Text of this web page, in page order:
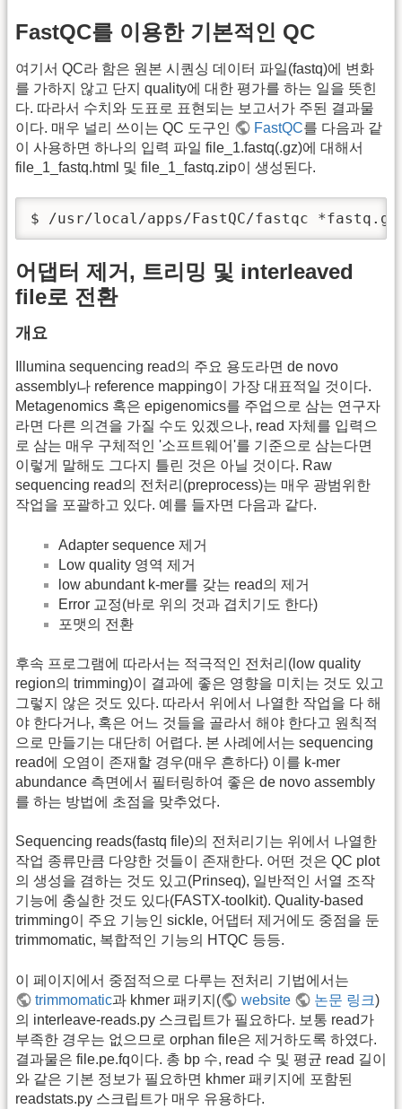
FastQC를 이용한 기본적인 QC
여기서 QC라 함은 원본 시퀀싱 데이터 파일(fastq)에 변화
를 가하지 않고 단지 quality에 대한 평가를 하는 일을 뜻힌
다. 따라서 수치와 도표로 표현되는 보고서가 주된 결과물
이다. 매우 널리 쓰이는 QC 도구인
FastQC를 다음과 같
이 사용하면 하나의 입력 파일 file_1.fastq(.gz)에 대해서
file_1_fastq.html 및 file_1_fastq.zip이 생성된다.
$ /usr/local/apps/FastQC/fastqc *fastq.gz
어댑터 제거, 트리밍 및 interleaved
file로 전환
개요
Illumina sequencing read의 주요 용도라면 de novo
assembly나 reference mapping이 가장 대표적일 것이다.
Metagenomics 혹은 epigenomics를 주업으로 삼는 연구자
라면 다른 의견을 가질 수도 있겠으나, read 자체를 입력으
로 삼는 매우 구체적인 '소프트웨어'를 기준으로 삼는다면
이렇게 말해도 그다지 틀린 것은 아닐 것이다. Raw
sequencing read의 전처리(preprocess)는 매우 광범위한
작업을 포괄하고 있다. 예를 들자면 다음과 같다.
Adapter sequence 제거
Low quality 영역 제거
low abundant k-mer를 갖는 read의 제거
Error 교정(바로 위의 것과 겹치기도 한다)
포맷의 전환
후속 프로그램에 따라서는 적극적인 전처리(low quality
region의 trimming)이 결과에 좋은 영향을 미치는 것도 있고
그렇지 않은 것도 있다. 따라서 위에서 나열한 작업을 다 해
야 한다거나, 혹은 어느 것들을 골라서 해야 한다고 원칙적
으로 만들기는 대단히 어렵다. 본 사례에서는 sequencing
read에 오염이 존재할 경우(매우 흔하다) 이를 k-mer
abundance 측면에서 필터링하여 좋은 de novo assembly
를 하는 방법에 초점을 맞추었다.
Sequencing reads(fastq file)의 전처리기는 위에서 나열한
작업 종류만큼 다양한 것들이 존재한다. 어떤 것은 QC plot
의 생성을 겸하는 것도 있고(Prinseq), 일반적인 서열 조작
기능에 충실한 것도 있다(FASTX-toolkit). Quality-based
trimming이 주요 기능인 sickle, 어댑터 제거에도 중점을 둔
trimmomatic, 복합적인 기능의 HTQC 등등.
이 페이지에서 중점적으로 다루는 전처리 기법에서는
trimmomatic과 khmer 패키지( website 논문 링크)
의 interleave-reads.py 스크립트가 필요하다. 보통 read가
부족한 경우는 없으므로 orphan file은 제거하도록 하였다.
결과물은 file.pe.fq이다. 총 bp 수, read 수 및 평균 read 길이
와 같은 기본 정보가 필요하면 khmer 패키지에 포함된
readstats.py 스크립트가 매우 유용하다.